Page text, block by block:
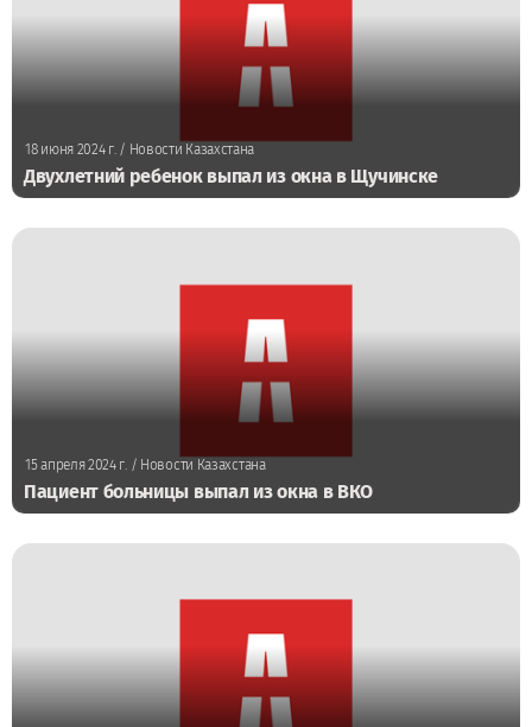
18 июня 2024 г./ Новости Казахстана
Двухлетний ребенок выпал из окна в Щучинске
15 апреля 2024 г. / Новости Казахстана
Пациент больницы выпал из окна в ВКО